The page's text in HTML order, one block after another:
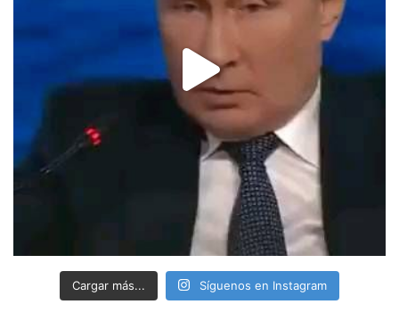
Cargar más... Síguenos en Instagram